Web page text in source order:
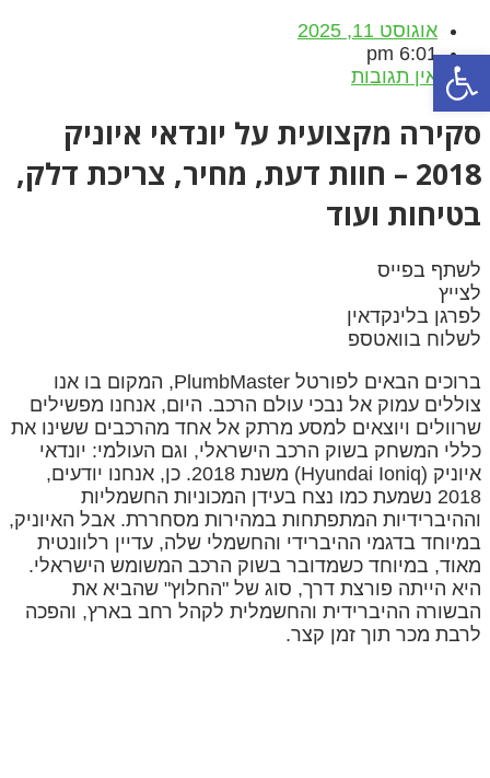
אוגוסט 11, 2025
6:01 pm
אין תגובות
סקירה מקצועית על יונדאי איוניק
2018 – חוות דעת, מחיר, צריכת דלק,
בטיחות ועוד
לשתף בפייס
לצייץ
לפרגן בלינקדאין
לשלוח בוואטספ
ברוכים הבאים לפורטל PlumbMaster, המקום בו אנו
צוללים עמוק אל נבכי עולם הרכב. היום, אנחנו מפשילים
שרוולים ויוצאים למסע מרתק אל אחד מהרכבים ששינו את
כללי המשחק בשוק הרכב הישראלי, וגם העולמי: יונדאי
איוניק (Hyundai Ioniq) משנת 2018. כן, אנחנו יודעים,
2018 נשמעת כמו נצח בעידן המכוניות החשמליות
וההיברידיות המתפתחות במהירות מסחררת. אבל האיוניק,
במיוחד בדגמי ההיברידי והחשמלי שלה, עדיין רלוונטית
מאוד, במיוחד כשמדובר בשוק הרכב המשומש הישראלי.
היא הייתה פורצת דרך, סוג של "החלוץ" שהביא את
הבשורה ההיברידית והחשמלית לקהל רחב בארץ, והפכה
לרבת מכר תוך זמן קצר.
פתח סרגל נגישות